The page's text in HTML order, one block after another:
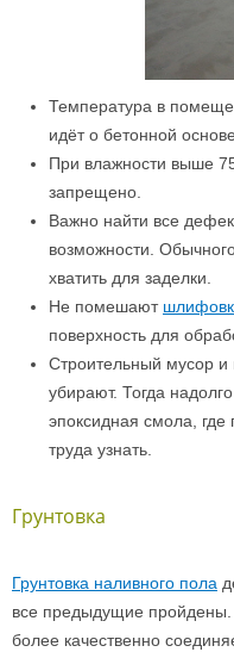
Температура в
идёт о бетонной
При влажности выше
запрещено.
Важно найти все
возможности.
хватить для заделки.
Не помешают
поверхность для
Строительный мусор и
убирают. Тогда
эпоксидная смола, где
труда узнать.
Грунтовка
Грунтовка наливного пола
все предыдущие пройдены.
более качественно